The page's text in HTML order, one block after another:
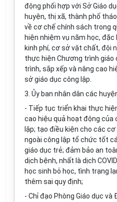
động phối hợp với Sở Giáo
huyện, thị xã, thành phố
về cơ chế chính sách trong
hiện nhiệm vụ năm học,
kinh phí, cơ sở vật chất, đội
thực hiện Chương trình giáo
trình, sắp xếp và nâng cao
sở giáo dục công lập.
3. Ủy ban nhân dân các
- Tiếp tục triển khai thực
cao hiệu quả hoạt động của
lập; tạo điều kiện cho các
ngoài công lập tổ chức tốt
giáo dục trẻ; đảm bảo an
dịch bệnh, nhất là dịch
học sinh bỏ học, tình trạng
thêm sai quy định;
- Chỉ đạo Phòng Giáo dục và